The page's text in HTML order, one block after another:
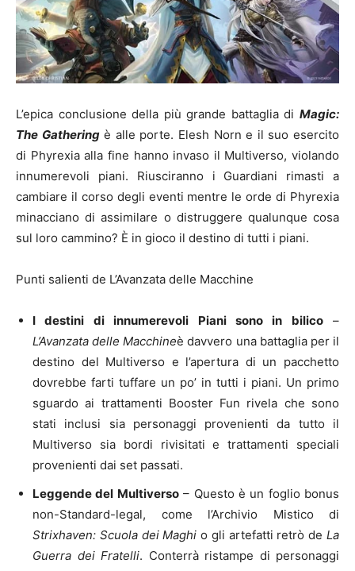
L’epica conclusione della più grande battaglia di Magic:
The Gatheringè alle porte. Elesh Norn e il suo esercito
di Phyrexia alla fine hanno invaso il Multiverso, violando
innumerevoli piani. Riusciranno i Guardiani rimasti a
cambiare il corso degli eventi mentre le orde di Phyrexia
minacciano di assimilare o distruggere qualunque cosa
sul loro cammino? È in gioco il destino di tutti i piani.
Punti salienti de L’Avanzata delle Macchine
I destini di innumerevoli Piani sono in bilico–
L’Avanzata delle Macchineè davvero una battaglia per il
destino del Multiverso e l’apertura di un pacchetto
dovrebbe farti tuffare un po’ in tutti i piani. Un primo
sguardo ai trattamenti Booster Fun rivela che sono
stati inclusi sia personaggi provenienti da tutto il
Multiverso sia bordi rivisitati e trattamenti speciali
provenienti dai set passati.
Leggende del Multiverso– Questo è un foglio bonus
non-Standard-legal, come l’Archivio Mistico di
Strixhaven: Scuola dei Maghi o gli artefatti retrò deLa
Guerra dei Fratelli. Conterrà ristampe di personaggi